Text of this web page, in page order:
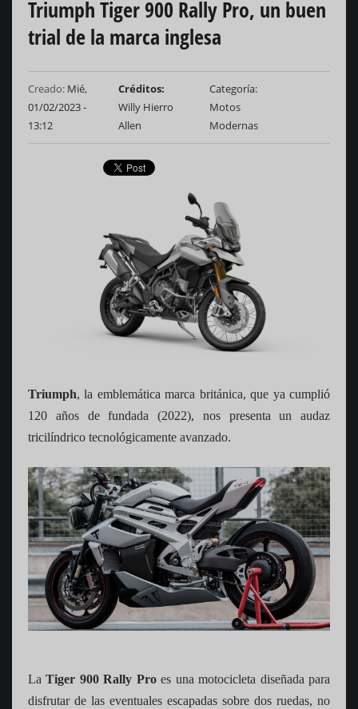
Triumph Tiger 900 Rally Pro, un buen
trial de la marca inglesa
Creado: Mié,
01/02/2023 -
13:12
Créditos
Willy Hierro
Allen
Categoría
Motos
Modernas
Triumph, la emblemática marca británica, que ya cumplió
120 años de fundada (2022), nos presenta un audaz
tricilíndrico tecnológicamente avanzado.
LaTiger 900 Rally Proes una motocicleta diseñada para
disfrutar de las eventuales escapadas sobre dos ruedas, no